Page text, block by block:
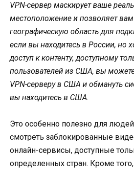
VPN-сервер маскирует ваше
местоположение и позволяет
географическую область для
если вы находитесь в России, но
доступ к контенту, доступному
пользователей из США, вы
VPN-серверу в США и обмануть
вы находитесь в США.
Это особенно полезно для
смотреть заблокированные
онлайн-сервисы, доступные
определенных стран. Кроме